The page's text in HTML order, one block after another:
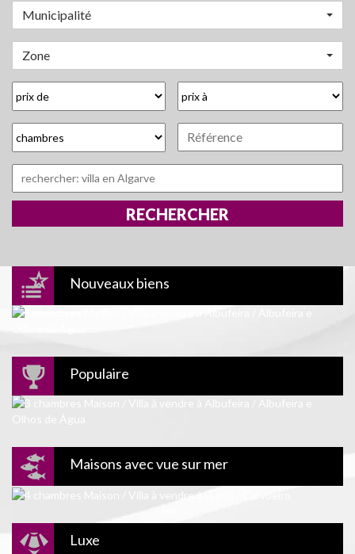
Municipalité
Zone
Nouveaux biens
Populaire
Maisons avec vue sur mer
Luxe